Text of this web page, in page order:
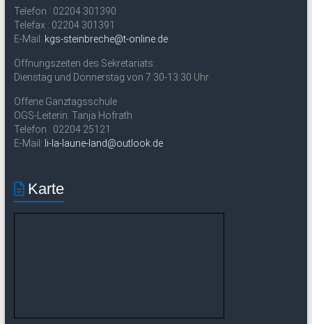
Telefon : 02204 301390
Telefax : 02204 301391
E-Mail: kgs-steinbreche@t-online.de
Öffnungszeiten des Sekretariats:
Dienstag und Donnerstag von 7:30-13:30 Uhr
Offene Ganztagsschule
OGS-Leiterin: Tanja Hofrath
Telefon : 02204 25121
E-Mail: li-la-laune-land@outlook.de
Karte